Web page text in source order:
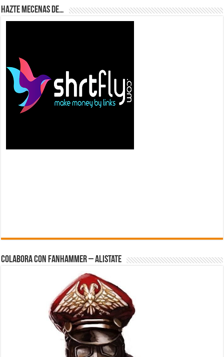
Hazte Mecenas de…
Colabora con FanHammer – Alistate